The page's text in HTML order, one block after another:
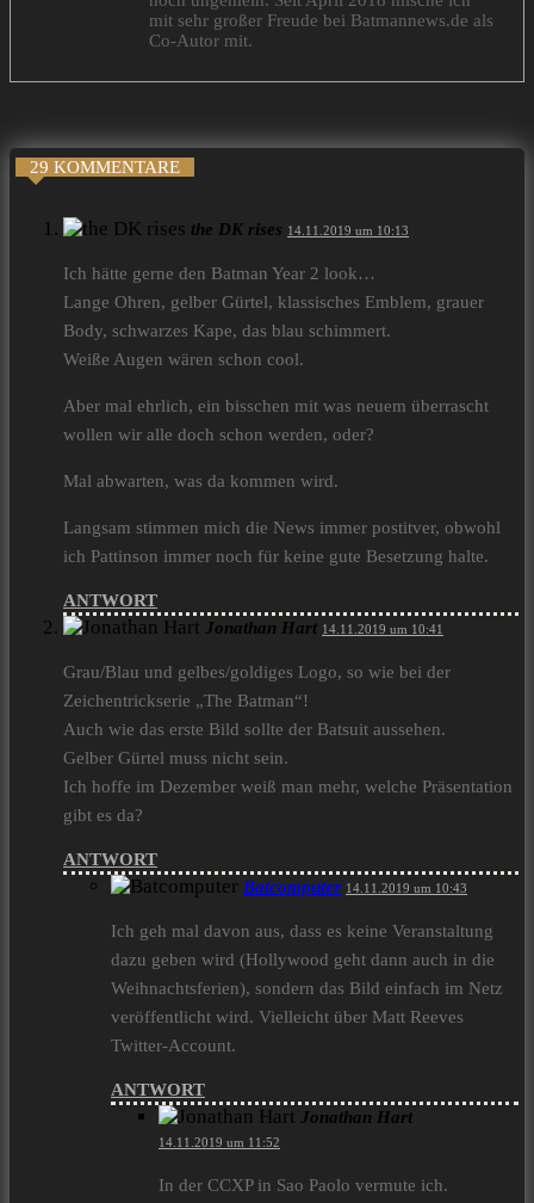
mit sehr großer Freude bei Batmannews.de als
Co-Autor mit.
29 KOMMENTARE
the DK rises 14.11.2019 um 10:13
Ich hätte gerne den Batman Year 2 look…
Lange Ohren, gelber Gürtel, klassisches Emblem, grauer
Body, schwarzes Kape, das blau schimmert.
Weiße Augen wären schon cool.
Aber mal ehrlich, ein bisschen mit was neuem überrascht
wollen wir alle doch schon werden, oder?
Mal abwarten, was da kommen wird.
Langsam stimmen mich die News immer postitver, obwohl
ich Pattinson immer noch für keine gute Besetzung halte.
ANTWORT
Jonathan Hart 14.11.2019 um 10:41
Grau/Blau und gelbes/goldiges Logo, so wie bei der
Zeichentrickserie „The Batman“!
Auch wie das erste Bild sollte der Batsuit aussehen.
Gelber Gürtel muss nicht sein.
Ich hoffe im Dezember weiß man mehr, welche Präsentation
gibt es da?
ANTWORT
Batcomputer 14.11.2019 um 10:43
Ich geh mal davon aus, dass es keine Veranstaltung
dazu geben wird (Hollywood geht dann auch in die
Weihnachtsferien), sondern das Bild einfach im Netz
veröffentlicht wird. Vielleicht über Matt Reeves
Twitter-Account.
ANTWORT
Jonathan Hart
14.11.2019 um 11:52
In der CCXP in Sao Paolo vermute ich.